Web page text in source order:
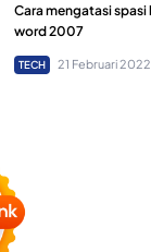
Cara mengatasi
word 2007
TECH 21 Februari 2022